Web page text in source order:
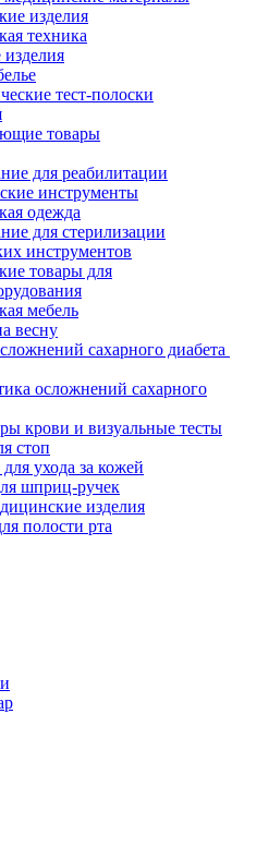
изделия
техника
тест-полоски
товары
для реабилитации
инструменты
одежда
для стерилизации
инструментов
товары для
мебель
весну
сахарного диабета
осложнений сахарного
крови и визуальные тесты
стоп
ухода за кожей
шприц-ручек
изделия
полости рта